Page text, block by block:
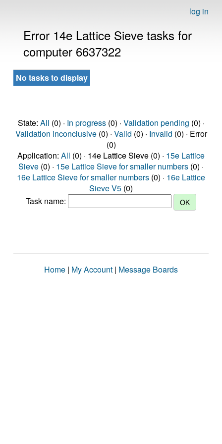
log in
Error 14e Lattice Sieve tasks for
computer 6637322
No tasks to display
State: All (0) · In progress(0) · Validation pending (0) ·
Validation inconclusive(0) · Valid (0) · Invalid (0) · Error
(0)
Application: All (0) · 14e Lattice Sieve (0) · 15e Lattice
Sieve (0) · 15e Lattice Sieve for smaller numbers (0) ·
16e Lattice Sieve for smaller numbers (0) · 16e Lattice
Sieve V5 (0)
Task name:
Home | My Account | Message Boards